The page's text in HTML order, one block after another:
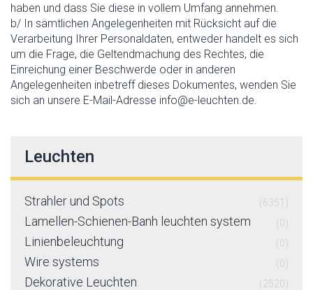
haben und dass Sie diese in vollem Umfang annehmen.
b/ In sämtlichen Angelegenheiten mit Rücksicht auf die
Verarbeitung Ihrer Personaldaten, entweder handelt es sich
um die Frage, die Geltendmachung des Rechtes, die
Einreichung einer Beschwerde oder in anderen
Angelegenheiten inbetreff dieses Dokumentes, wenden Sie
sich an unsere E-Mail-Adresse info@e-leuchten.de.
Leuchten
Strahler und Spots (6351)
Lamellen-Schienen-Banh leuchten system (0)
Linienbeleuchtung (0)
Wire systems (0)
Dekorative Leuchten (2520)